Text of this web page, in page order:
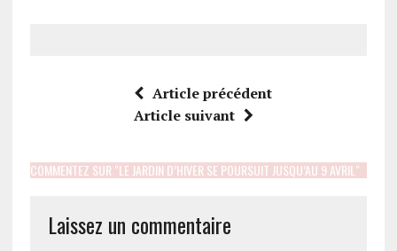
Article précédent
Article suivant
COMMENTEZ SUR "LE JARDIN D’HIVER SE POURSUIT JUSQU’AU 9 AVRIL"
Laissez un commentaire